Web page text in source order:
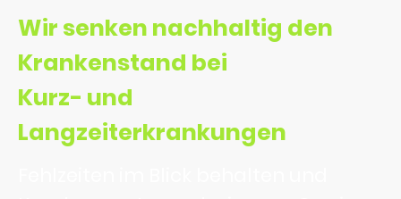
Wir senken nachhaltig den
Krankenstand bei
Kurz- und
Langzeiterkrankungen